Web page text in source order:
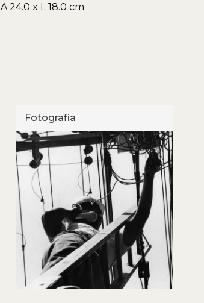
A 24.0 x L 18.0 cm
Fotografia